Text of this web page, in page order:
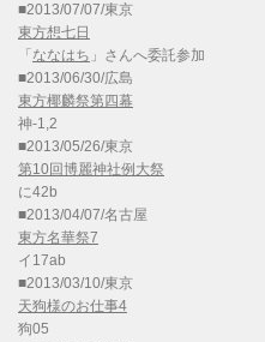
■2013/07/07/東京
東方想七日
「 ななはち 」さんへ委託参加
■2013/06/30/広島
東方椰麟祭第四幕
神-1,2
■2013/05/26/東京
第10回博麗神社例大祭
に42b
■2013/04/07/名古屋
東方名華祭7
イ17ab
■2013/03/10/東京
天狗様のお仕事4
狗05